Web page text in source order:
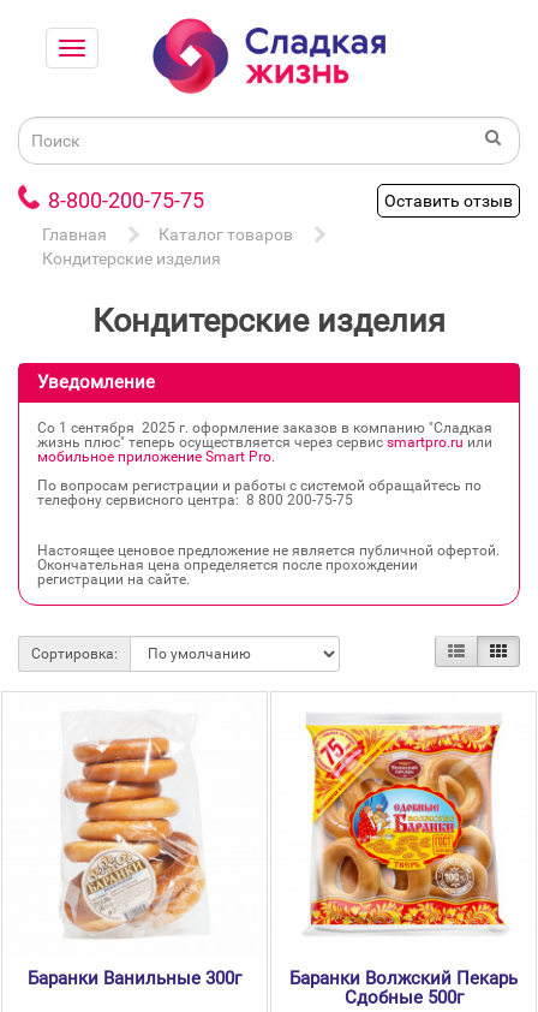
8-800-200-75-75
Оставить отзыв
Главная
Каталог товаров
Кондитерские изделия
Кондитерские изделия
Уведомление
Со 1 сентября 2025 г. оформление заказов в компанию "Сладкая
жизнь плюс" теперь осуществляется через сервис smartpro.ru или
мобильное приложение Smart Pro.
По вопросам регистрации и работы с системой обращайтесь по
телефону сервисного центра: 8 800 200‐75‐75
Настоящее ценовое предложение не является публичной офертой.
Окончательная цена определяется после прохождении
регистрации на сайте.
Сортировка:
Баранки Ванильные 300г
Баранки Волжский Пекарь
Сдобные 500г